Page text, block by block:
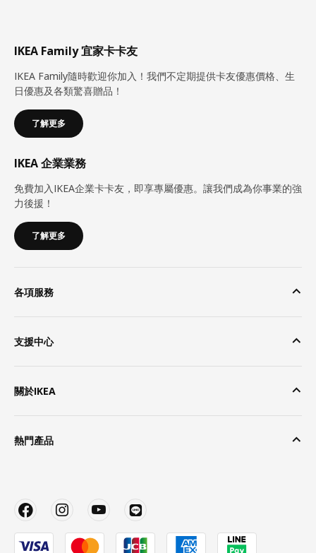
IKEA Family 宜家卡卡友
IKEA Family隨時歡迎你加入！我們不定期提供卡友優惠價格、生
日優惠及各類驚喜贈品！
了解更多
IKEA 企業業務
免費加入IKEA企業卡卡友，即享專屬優惠。讓我們成為你事業的強
力後援！
了解更多
各項服務
支援中心
關於IKEA
熱門產品